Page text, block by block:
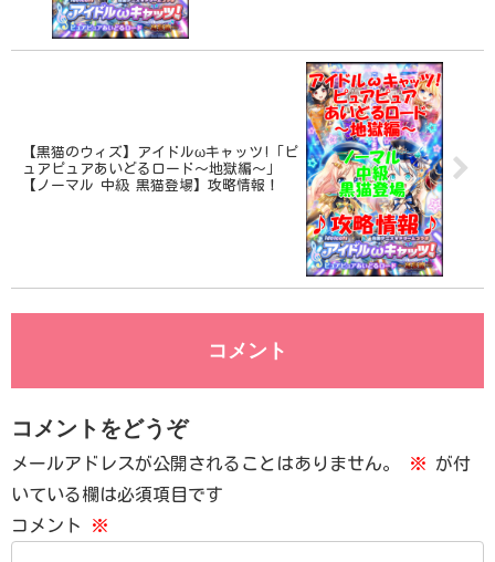
【黒猫のウィズ】アイドルωキャッツ!「ピ
ュアピュアあいどるロード～地獄編～」
【ノーマル 中級 黒猫登場】攻略情報！
コメント
コメントをどうぞ
メールアドレスが公開されることはありません。 ※ が付
いている欄は必須項目です
コメント
※